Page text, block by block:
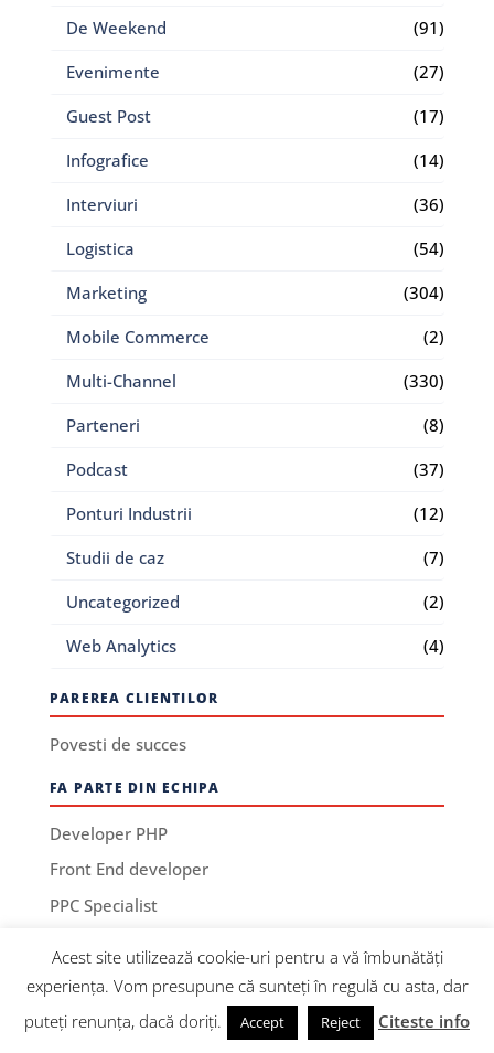
De Weekend
(91)
Evenimente
(27)
Guest Post
(17)
Infografice
(14)
Interviuri
(36)
Logistica
(54)
Marketing
(304)
Mobile Commerce
(2)
Multi-Channel
(330)
Parteneri
(8)
Podcast
(37)
Ponturi Industrii
(12)
Studii de caz
(7)
Uncategorized
(2)
Web Analytics
(4)
PAREREA CLIENTILOR
Povesti de succes
FA PARTE DIN ECHIPA
Developer PHP
Front End developer
PPC Specialist
Termeni si Conditii
Acest site utilizează cookie-uri pentru a vă îmbunătăți
experiența. Vom presupune că sunteți în regulă cu asta, dar
puteți renunța, dacă doriți.
Accept Reject Citeste info